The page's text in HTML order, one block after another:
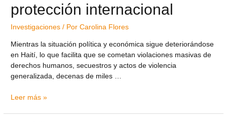
protección internacional
Investigaciones / PorCarolina Flores
Mientras la situación política y económica sigue deteriorándose
en Haití, lo que facilita que se cometan violaciones masivas de
derechos humanos, secuestros y actos de violencia
generalizada, decenas de miles …
Leer más »